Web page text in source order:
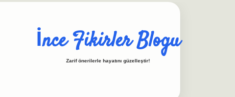
İnce Fikirler Blogu
Zarif önerilerle hayatını güzelleştir!